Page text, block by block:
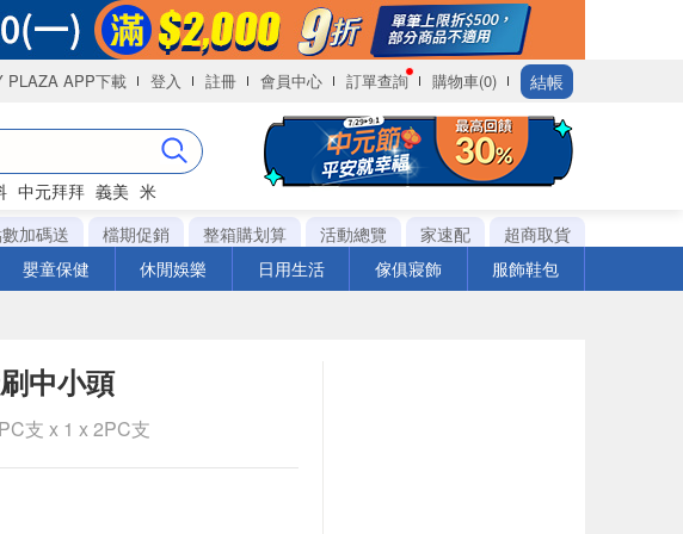
PLAZA APP下載 登入 註冊 會員中心 訂單查詢 購物車(0) 結帳
中元拜拜 義美 米
加碼送 檔期促銷 整箱購划算 活動總覽 家速配
超商取貨
嬰童保健 休閒娛樂 日用生活 傢俱寢飾 服飾鞋包
中小頭
支 x 1 x 2PC支